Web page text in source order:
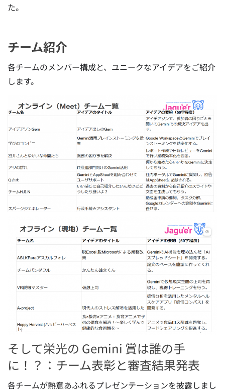
た。
チーム紹介
各チームのメンバー構成と、ユニークなアイデアをご紹介
します。
そして栄光の Gemini 賞は誰の手
に！？：チーム表彰と審査結果発表
各チームが熱意あふれるプレゼンテーションを披露しまし